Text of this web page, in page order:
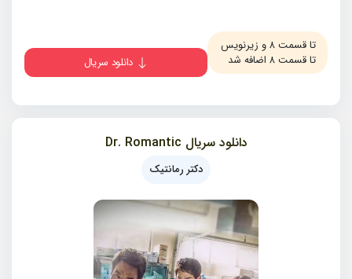
تا قسمت ۸ و زیرنویس
تا قسمت ۸ اضافه شد
دانلود سریال
دانلود سریال Dr. Romantic
دکتر رمانتیک